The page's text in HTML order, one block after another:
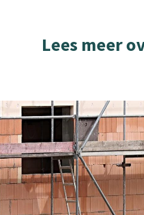
Lees meer